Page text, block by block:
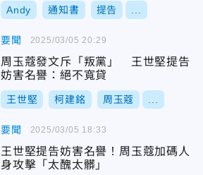
Andy 通知書 提告
要聞
周玉蔻發文斥「叛黨」 王世堅提告
妨害名譽：絕不寬貸
王世堅 柯建銘 周玉蔻
2025/03/05 20:29
要聞
王世堅提告妨害名譽！周玉蔻加碼人
身攻擊「太醜太髒」
2025/03/05 18:33